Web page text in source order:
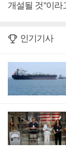
개설될 것”이
인기기사